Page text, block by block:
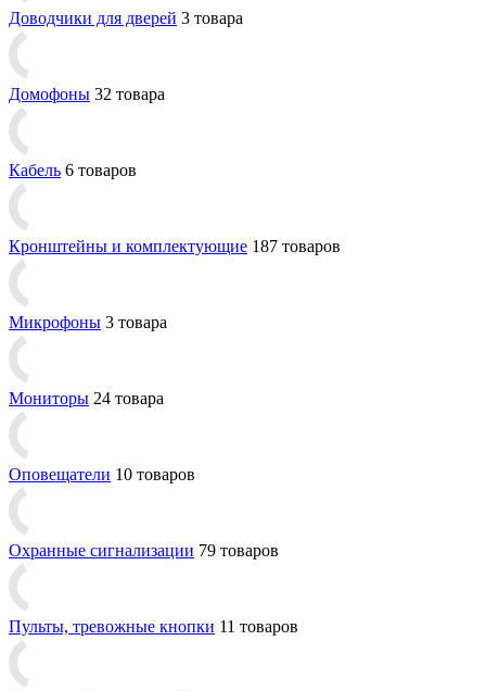
Доводчики для дверей 3 товара
Домофоны 32 товара
Кабель 6 товаров
Кронштейны и комплектующие 187 товаров
Микрофоны 3 товара
Мониторы 24 товара
Оповещатели 10 товаров
Охранные сигнализации 79 товаров
Пульты, тревожные кнопки 11 товаров